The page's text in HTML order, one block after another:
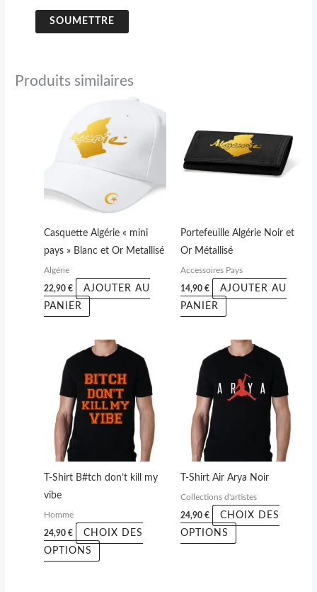
Produits similaires
Casquette Algérie « mini
pays » Blanc et Or Metallisé
Algérie
22,90€
AJOUTER AU
PANIER
Portefeuille Algérie Noir et
Or Métallisé
Accessoires Pays
14,90 €
AJOUTER AU
PANIER
T-Shirt B#tch don’t kill my
vibe
Homme
24,90€
CHOIX DES
OPTIONS
Ce
a
plusieurs
variations.
peuvent
sur
la
page
T-Shirt Air Arya Noir
Collections d'artistes
24,90 €
CHOIX DES
OPTIONS
Ce
a
plusieurs
variations.
peuvent
choisies
sur
la